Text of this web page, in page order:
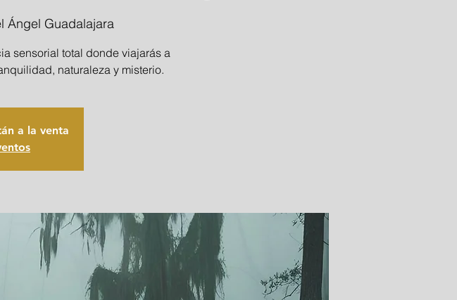
Ángel Guadalajara
sensorial total donde viajarás a
naturaleza y misterio.
a la venta